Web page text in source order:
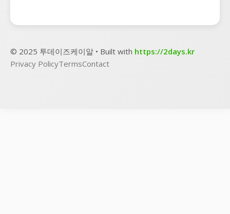
© 2025 투데이즈케이알 • Built with https://2days.kr
Privacy PolicyTermsContact